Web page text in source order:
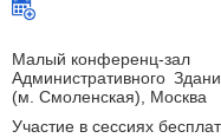
Малый конференц-зал
Административного
(м. Смоленская), Москва
Участие в сессиях